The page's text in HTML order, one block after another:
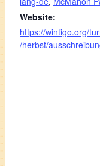
Website:
https://wintigo.org/
/herbst/